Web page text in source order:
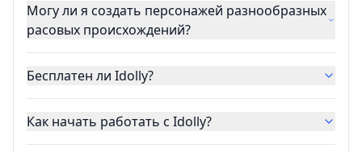
Могу ли я создать персонажей разнообразных
расовых происхождений?
Бесплатен ли Idolly?
Как начать работать с Idolly?